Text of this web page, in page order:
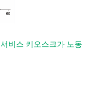
비스 키오스크가 노동